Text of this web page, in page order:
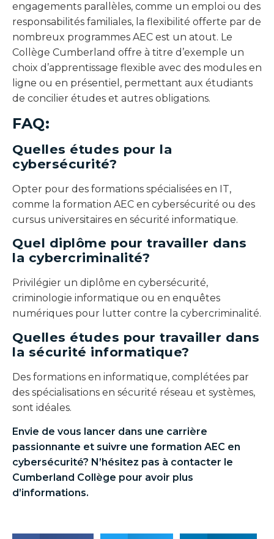
engagements parallèles, comme un emploi ou des
responsabilités familiales, la flexibilité offerte par de
nombreux programmes AEC est un atout. Le
Collège Cumberland offre à titre d’exemple un
choix d’apprentissage flexible avec des modules en
ligne ou en présentiel, permettant aux étudiants
de concilier études et autres obligations.
FAQ:
Quelles études pour la
cybersécurité?
Opter pour des formations spécialisées en IT,
comme la formation AEC en cybersécurité ou des
cursus universitaires en sécurité informatique.
Quel diplôme pour travailler dans
la cybercriminalité?
Privilégier un diplôme en cybersécurité,
criminologie informatique ou en enquêtes
numériques pour lutter contre la cybercriminalité.
Quelles études pour travailler dans
la sécurité informatique?
Des formations en informatique, complétées par
des spécialisations en sécurité réseau et systèmes,
sont idéales.
Envie de vous lancer dans une carrière
passionnante et suivre une formation AEC en
cybersécurité? N’hésitez pas à contacter le
Cumberland Collège pour avoir plus
d’informations.